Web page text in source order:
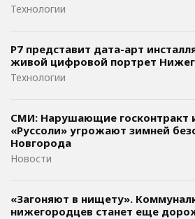
Технологии
Р7 представит дата-арт
живой цифровой портрет
Технологии
СМИ: Нарушающие госконтракт
«Руссоли» угрожают зимней
Новгорода
Новости
«Загоняют в нищету».
нижегородцев станет еще